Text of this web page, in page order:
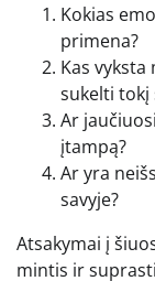
Kokias
primena?
Kas
sukelti tokį
Ar
įtampą?
Ar yra
savyje?
Atsakymai į
mintis ir